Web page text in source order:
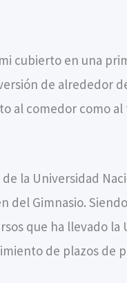
cubierto en una
de alrededor
al comedor como al
la Universidad
Gimnasio.
que ha llevado la
de plazos de